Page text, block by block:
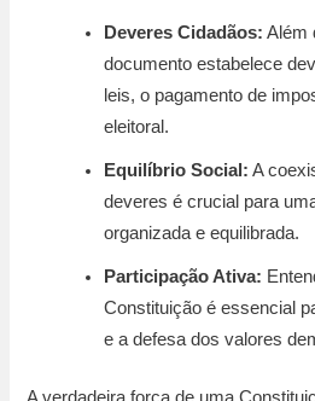
Deveres Cidadãos: Além
documento estabelece
leis, o pagamento de
eleitoral.
Equilíbrio Social: A
deveres é crucial para
organizada e equilibrada.
Participação Ativa:
Constituição é essencial
e a defesa dos valores
A verdadeira força de uma